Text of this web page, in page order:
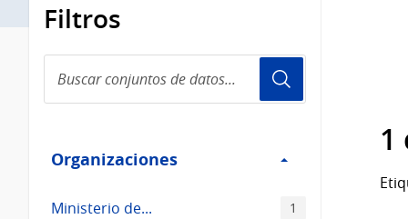
Filtros
conjuntos
de
Organizaciones
Organizaciones
Ministerio de... 1
1